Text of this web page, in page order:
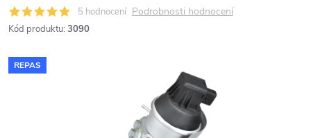
5 hodnocení Podrobnosti hodnocení
Kód produktu: 3090
REPAS